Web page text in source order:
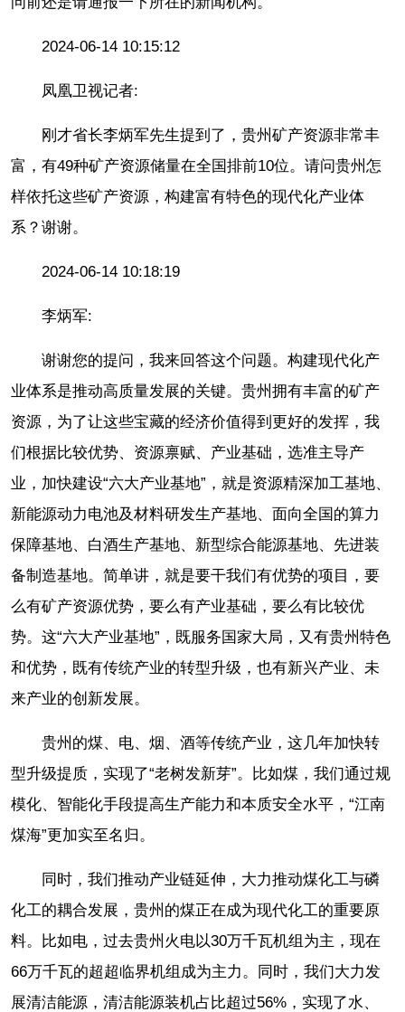
2024-06-14 10:15:12
凤凰卫视记者:
刚才省长李炳军先生提到了，贵州矿产资源非常丰
富，有49种矿产资源储量在全国排前10位。请问贵州怎
样依托这些矿产资源，构建富有特色的现代化产业体
系？谢谢。
2024-06-14 10:18:19
李炳军:
谢谢您的提问，我来回答这个问题。构建现代化产
业体系是推动高质量发展的关键。贵州拥有丰富的矿产
资源，为了让这些宝藏的经济价值得到更好的发挥，我
们根据比较优势、资源禀赋、产业基础，选准主导产
业，加快建设“六大产业基地”，就是资源精深加工基地、
新能源动力电池及材料研发生产基地、面向全国的算力
保障基地、白酒生产基地、新型综合能源基地、先进装
备制造基地。简单讲，就是要干我们有优势的项目，要
么有矿产资源优势，要么有产业基础，要么有比较优
势。这“六大产业基地”，既服务国家大局，又有贵州特色
和优势，既有传统产业的转型升级，也有新兴产业、未
来产业的创新发展。
贵州的煤、电、烟、酒等传统产业，这几年加快转
型升级提质，实现了“老树发新芽”。比如煤，我们通过规
模化、智能化手段提高生产能力和本质安全水平，“江南
煤海”更加实至名归。
同时，我们推动产业链延伸，大力推动煤化工与磷
化工的耦合发展，贵州的煤正在成为现代化工的重要原
料。比如电，过去贵州火电以30万千瓦机组为主，现在
66万千瓦的超超临界机组成为主力。同时，我们大力发
展清洁能源，清洁能源装机占比超过56%，实现了水、